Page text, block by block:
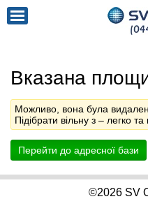
Вказана
Можливо, вона була
Підібрати вільну з – легко та
Перейти до адресної бази
©2026 SV